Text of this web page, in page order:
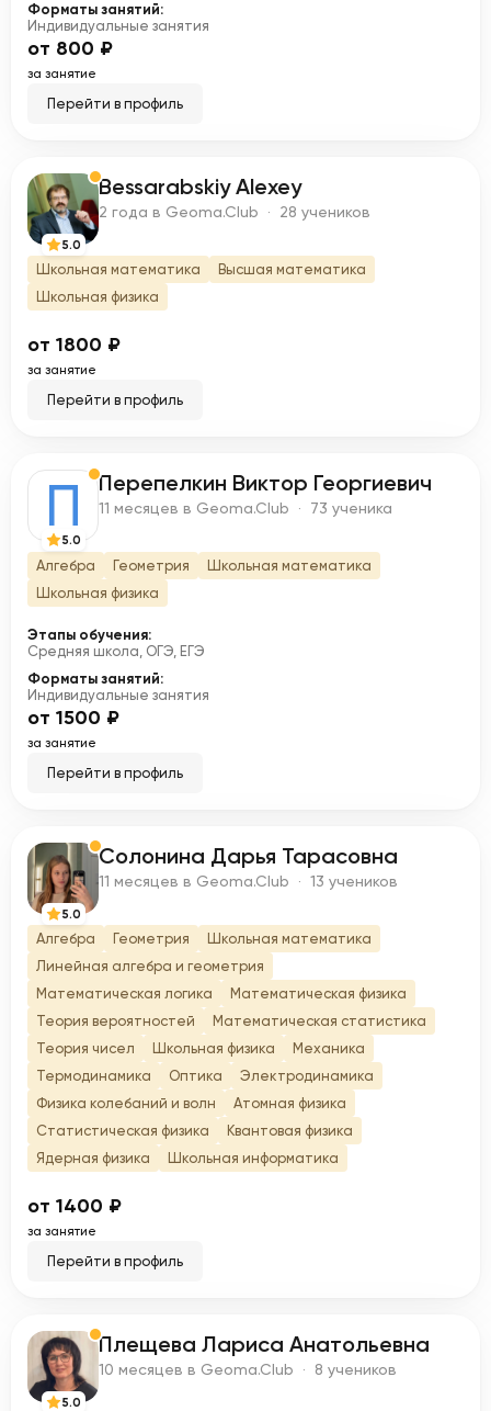
Форматы занятий:
Индивидуальные занятия
от 800 ₽
за занятие
Перейти в профиль
B
5.0
Bessarabskiy Alexey
2 года в Geoma.Club · 28 учеников
Школьная математика
Высшая математика
Школьная физика
от 1800 ₽
за занятие
Перейти в профиль
П
5.0
Перепелкин Виктор Георгиевич
11 месяцев в Geoma.Club · 73 ученика
Алгебра Геометрия
Школьная математика
Школьная физика
Этапы обучения:
Средняя школа, ОГЭ, ЕГЭ
Форматы занятий:
Индивидуальные занятия
от 1500 ₽
за занятие
Перейти в профиль
С
5.0
Солонина Дарья Тарасовна
11 месяцев в Geoma.Club · 13 учеников
Алгебра Геометрия
Школьная математика
Линейная алгебра и геометрия
Математическая логика
Математическая физика
Теория вероятностей
Математическая статистика
Теория чисел
Школьная физика
Механика
Термодинамика
Оптика
Электродинамика
Физика колебаний и волн
Атомная физика
Статистическая физика
Квантовая физика
Ядерная физика
Школьная информатика
от 1400 ₽
за занятие
Перейти в профиль
П
5.0
Плещева Лариса Анатольевна
10 месяцев в Geoma.Club · 8 учеников